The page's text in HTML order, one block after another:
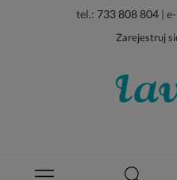
tel.: 733 808 804 |
Zarejestruj